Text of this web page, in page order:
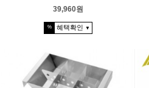
39,960원
% 혜택확인 ▼